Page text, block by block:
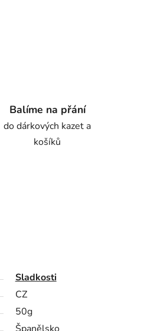
Balíme na přání
do dárkových kazet a
košíků
Sladkosti
CZ
50g